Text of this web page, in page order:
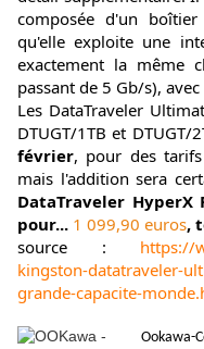
composée d'un
qu'elle exploite une
exactement la même
passant de 5 Gb/s), avec
Les DataTraveler
DTUGT/1TB et DTUGT/
février, pour des
mais l'addition sera
DataTraveler
pour... 1 099,90 euros,
source : https://
kingston-datatraveler-
grande-capacite-
Ookawa-